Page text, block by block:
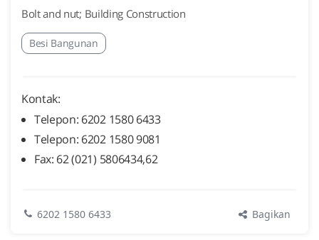
Bolt and nut; Building Construction
Besi Bangunan
Kontak:
Telepon: 6202 1580 6433
Telepon: 6202 1580 9081
Fax: 62 (021) 5806434,62
6202 1580 6433 Bagikan